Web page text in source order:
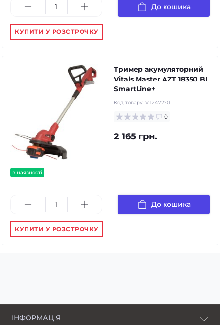
До кошика
КУПИТИ У РОЗСТРОЧКУ
в наявності
Тример акумуляторний
Vitals Master AZT 18350 BL
SmartLine+
Код товару: VT247220
0
2 165 грн.
До кошика
КУПИТИ У РОЗСТРОЧКУ
ІНФОРМАЦІЯ